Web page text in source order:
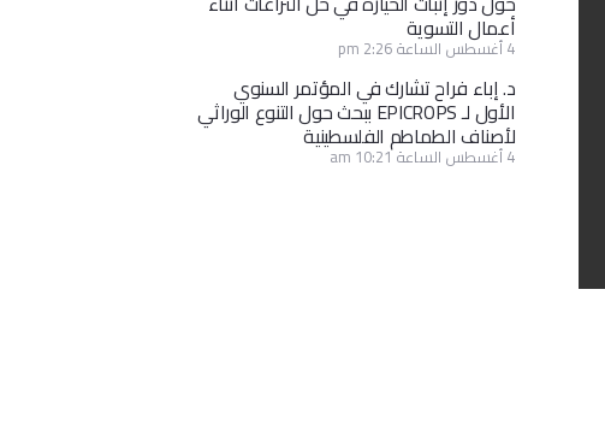
أعمال التسوية
4 أغسطس الساعة 2:26 pm
د. إباء فراح تشارك في المؤتمر السنوي
الأول لـ EPICROPS ببحث حول التنوع الوراثي
لأصناف الطماطم الفلسطينية
4 أغسطس الساعة 10:21 am